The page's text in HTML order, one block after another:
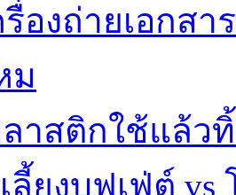
รื่องถ่ายเอกส
ม
าสติกใช้แล้ว
ลี้ยงบุฟเฟ่ต์